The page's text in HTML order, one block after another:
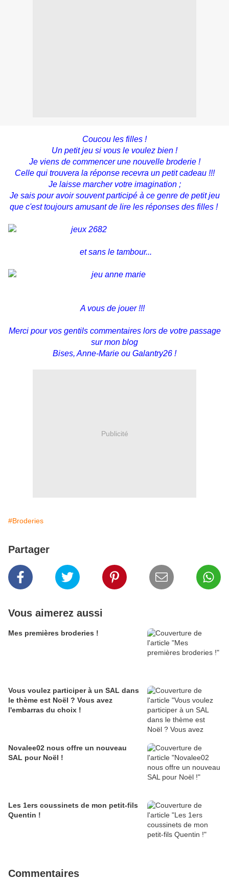
Coucou les filles !
Un petit jeu si vous le voulez bien !
Je viens de commencer une nouvelle broderie !
Celle qui trouvera la réponse recevra un petit cadeau !!!
Je laisse marcher votre imagination ;
Je sais pour avoir souvent participé à ce genre de petit jeu
que c'est toujours amusant de lire les réponses des filles !
et sans le tambour...
A vous de jouer !!!
Merci pour vos gentils commentaires lors de votre passage
sur mon blog
Bises, Anne-Marie ou Galantry26 !
Publicité
#Broderies
Partager
Vous aimerez aussi
Mes premières broderies !
Vous voulez participer à un SAL dans
le thème est Noël ? Vous avez
l'embarras du choix !
Novalee02 nous offre un nouveau
SAL pour Noël !
Les 1ers coussinets de mon petit-fils
Quentin !
Commentaires